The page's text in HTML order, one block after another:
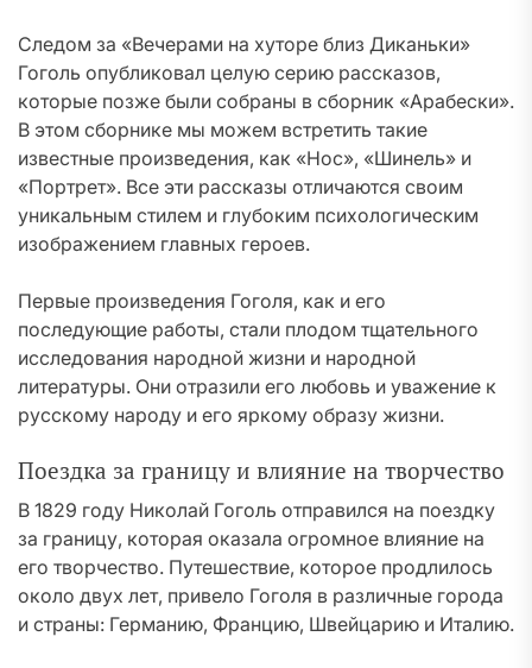
Следом за «Вечерами на хуторе близ Диканьки»
Гоголь опубликовал целую серию рассказов,
которые позже были собраны в сборник «Арабески».
В этом сборнике мы можем встретить такие
известные произведения, как «Нос», «Шинель» и
«Портрет». Все эти рассказы отличаются своим
уникальным стилем и глубоким психологическим
изображением главных героев.
Первые произведения Гоголя, как и его
последующие работы, стали плодом тщательного
исследования народной жизни и народной
литературы. Они отразили его любовь и уважение к
русскому народу и его яркому образу жизни.
Поездка за границу и влияние на творчество
В 1829 году Николай Гоголь отправился на поездку
за границу, которая оказала огромное влияние на
его творчество. Путешествие, которое продлилось
около двух лет, привело Гоголя в различные города
и страны: Германию, Францию, Швейцарию и Италию.